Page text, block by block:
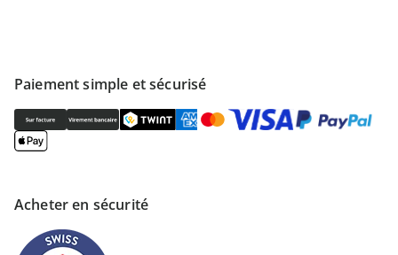
Paiement simple et sécurisé
Acheter en sécurité